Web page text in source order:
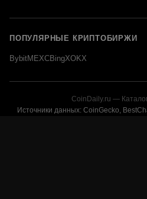
ПОПУЛЯРНЫЕ КРИПТОБИРЖИ
BybitMEXCBingXOKX
CoinDaily.ru —
Источники данных: CoinGecko,